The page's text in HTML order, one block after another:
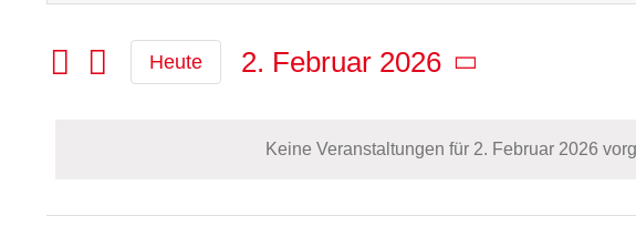
Februar
Keine Veranstaltungen für 2. Februar 2026
und
Schlüsselwort.
Suche
Heute
2. Februar 2026